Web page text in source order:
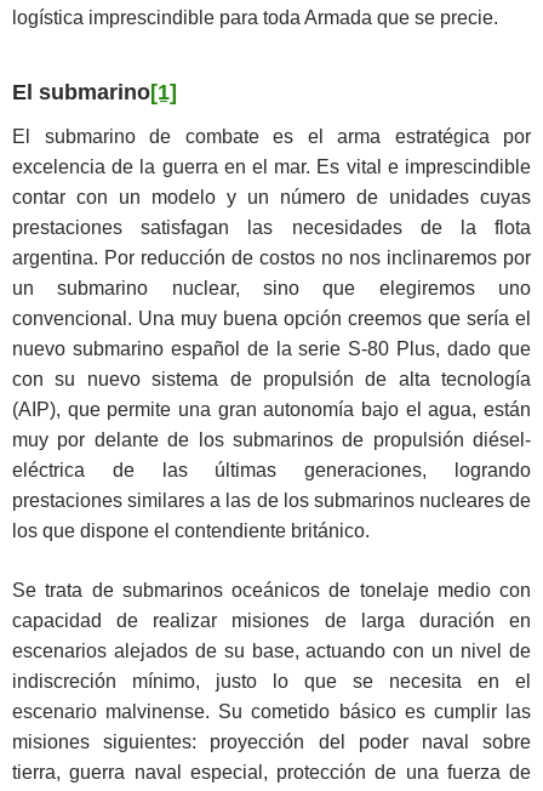
logística imprescindible para toda Armada que se precie.
El submarino[1]
El submarino de combate es el arma estratégica por
excelencia de la guerra en el mar. Es vital e imprescindible
contar con un modelo y un número de unidades cuyas
prestaciones satisfagan las necesidades de la flota
argentina. Por reducción de costos no nos inclinaremos por
un submarino nuclear, sino que elegiremos uno
convencional. Una muy buena opción creemos que sería el
nuevo submarino español de la serie S-80 Plus, dado que
con su nuevo sistema de propulsión de alta tecnología
(AIP), que permite una gran autonomía bajo el agua, están
muy por delante de los submarinos de propulsión diésel-
eléctrica de las últimas generaciones, logrando
prestaciones similares a las de los submarinos nucleares de
los que dispone el contendiente británico.
Se trata de submarinos oceánicos de tonelaje medio con
capacidad de realizar misiones de larga duración en
escenarios alejados de su base, actuando con un nivel de
indiscreción mínimo, justo lo que se necesita en el
escenario malvinense. Su cometido básico es cumplir las
misiones siguientes: proyección del poder naval sobre
tierra, guerra naval especial, protección de una fuerza de